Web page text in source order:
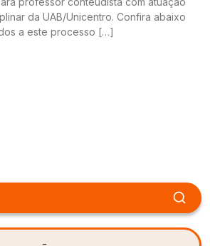
da UAB/Unicentro. Confira abaixo
a este processo […]